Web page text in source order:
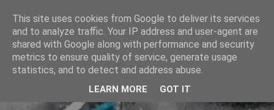
This site uses cookies from Google to deliver its services
and to analyze traffic. Your IP address and user-agent are
shared with Google along with performance and security
metrics to ensure quality of service, generate usage
statistics, and to detect and address abuse.
LEARN MORE GOT IT